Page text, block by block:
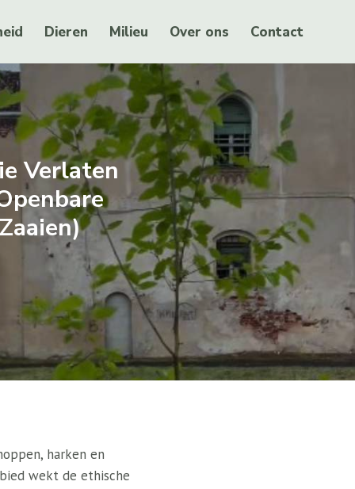
Dieren Milieu Over ons Contact
Verlaten
harken en
wekt de ethische